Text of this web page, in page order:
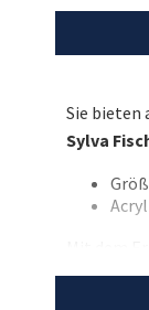
nun eines
Zweck!
Sie bieten
Sylva
Mit dem
wirGlobal